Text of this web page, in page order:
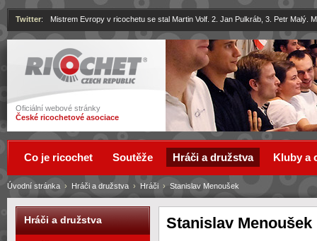
Ricochet
Oficiální webové stránky
České ricochetové asociace
Twitter: Mistrem Evropy v ricochetu se stal Martin Volf. 2. Jan Pulkráb, 3. Petr Malý.
Stanislav Menoušek
Úvodní stránka › Hráči a družstva › Hráči › Stanislav Menoušek
Co je ricochet Soutěže Hráči a družstva Kluby a
Hráči a družstva